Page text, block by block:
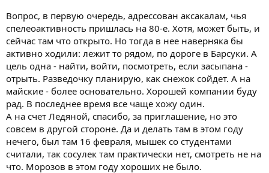
Вопрос, в первую очередь, адрессован аксакалам, чья
спелеоактивность пришлась на 80-е. Хотя, может быть, и
сейчас там что открыто. Но тогда в нее наверняка бы
активно ходили: лежит то рядом, по дороге в Барсуки. А
цель одна - найти, войти, посмотреть, если засыпана -
отрыть. Разведочку планирую, как снежок сойдет. А на
майские - более основательно. Хорошей компании буду
рад. В последнее время все чаще хожу один.
А на счет Ледяной, спасибо, за приглашение, но это
совсем в другой стороне. Да и делать там в этом году
нечего, был там 16 февраля, мышек со студентами
считали, так сосулек там практически нет, смотреть не на
что. Морозов в этом году хороших не было.